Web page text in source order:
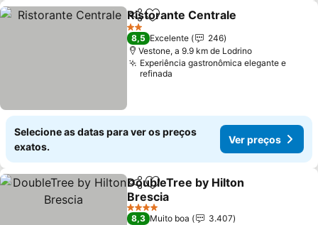
PartilharAdicionar aos favoritos
Ristorante Centrale
2 Estrelas
8,5 Excelente
246
Vestone, a 9.9 km de Lodrino
Experiência gastronômica elegante e
refinada
Selecione as datas para ver os preços
exatos.
Ver preços
PartilharAdicionar aos favoritos
DoubleTree by Hilton
Brescia
Ver preços
4 Estrelas
8,3 Muito boa
3.407